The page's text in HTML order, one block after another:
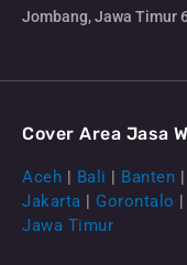
Jombang, Jawa Timur
Cover Area Jasa
Aceh Bali Banten
Jakarta
Gorontalo
Jawa Timur